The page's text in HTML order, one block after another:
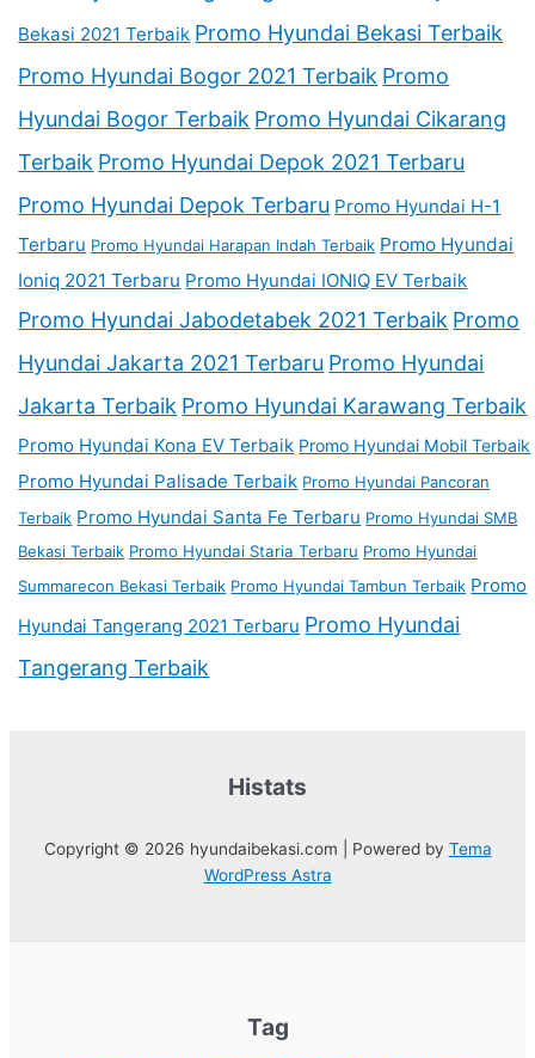
Bekasi 2021 Terbaik Promo Hyundai Bekasi Terbaik
Promo Hyundai Bogor 2021 Terbaik Promo
Hyundai Bogor Terbaik Promo Hyundai Cikarang
Terbaik Promo Hyundai Depok 2021 Terbaru
Promo Hyundai Depok Terbaru Promo Hyundai H-1
Terbaru Promo Hyundai Harapan Indah Terbaik Promo Hyundai
Ioniq 2021 Terbaru Promo Hyundai IONIQ EV Terbaik
Promo Hyundai Jabodetabek 2021 Terbaik Promo
Hyundai Jakarta 2021 Terbaru Promo Hyundai
Jakarta Terbaik Promo Hyundai Karawang Terbaik
Promo Hyundai Kona EV Terbaik Promo Hyundai Mobil Terbaik
Promo Hyundai Palisade Terbaik Promo Hyundai Pancoran
Terbaik Promo Hyundai Santa Fe Terbaru Promo Hyundai SMB
Bekasi Terbaik Promo Hyundai Staria Terbaru Promo Hyundai
Summarecon Bekasi Terbaik Promo Hyundai Tambun Terbaik Promo
Hyundai Tangerang 2021 Terbaru Promo Hyundai
Tangerang Terbaik
Histats
Copyright © 2026 hyundaibekasi.com | Powered by Tema
WordPress Astra
Tag